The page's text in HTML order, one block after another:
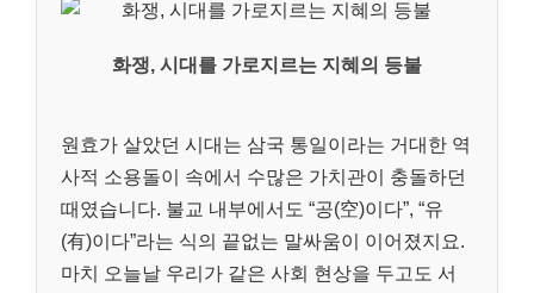
화쟁, 시대를 가로지르는 지혜의 등불
원효가 살았던 시대는 삼국 통일이라는 거대한 역
사적 소용돌이 속에서 수많은 가치관이 충돌하던
때였습니다. 불교 내부에서도 “공(空)이다”, “유
(有)이다”라는 식의 끝없는 말싸움이 이어졌지요.
마치 오늘날 우리가 같은 사회 현상을 두고도 서